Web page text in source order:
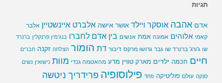
תגיות
אדם אהבה אוסקר ויילד אושר אישה אלברט איינשטיין אלבר
קאמי אלוהים אמונה אמת אנשים בין אדם לחברו בנג'מין פרנקלין ברנרד
שו ג'ורג' ברנרד שו גבר גרושו מרקס דיבור דת הומור הצלחה זקנה חברים
חיים חכמה ילדים מארק טוויין מדע מהאטמה גנדי מוות נישואין נשים
סנקה עולם פוליטיקה פחד פילוסופיה פרידריך ניטשה